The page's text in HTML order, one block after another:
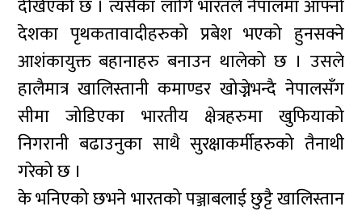
देखिएको छ । त्यसैका लागि भारतले नेपालमा आफ्नो
देशका पृथकतावादीहरुको प्रबेश भएको हुनसक्ने
आशंकायुक्त बहानाहरु बनाउन थालेको छ । उसले
हालैमात्र खालिस्तानी कमाण्डर खोज्नेभन्दै नेपालसँग
सीमा जोडिएका भारतीय क्षेत्रहरुमा खुफियाको
निगरानी बढाउनुका साथै सुरक्षाकर्मीहरुको तैनाथी
गरेको छ ।
के भनिएको छभने भारतको पञ्जाबलाई छुट्टै खालिस्तान